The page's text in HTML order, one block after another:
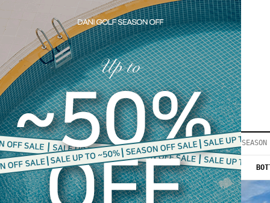
JOIN REVIEW EVENT
COMMUNITY▼
공지사항
이벤트
등급안내
상품후기
Q&A게시판
VIP게시판
개인결제
입고지연
인스타이벤트
모델지원
BEST50 당일출고
NEW 10% OUTER TOP